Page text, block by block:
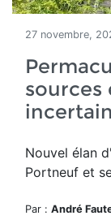
27 novembre,
sources
Nouvel élan
Portneuf et
Par : André